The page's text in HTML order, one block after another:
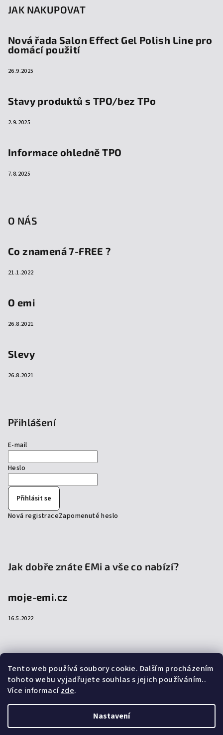
Tento web používá soubory cookie. Dalším procházením
tohoto webu vyjadřujete souhlas s jejich používáním..
Více informacízde.
Nastavení
JAK NAKUPOVAT
Nová řada Salon Effect Gel Polish Line pro
domácí použití
26.9.2025
Stavy produktů s TPO/bez TPo
2.9.2025
Informace ohledně TPO
7.8.2025
O NÁS
Co znamená 7-FREE ?
21.1.2022
O emi
26.8.2021
Slevy
26.8.2021
Přihlášení
E-mail
Heslo
Přihlásit se
Nová registraceZapomenuté heslo
Jak dobře znáte EMi a vše co nabízí?
moje-emi.cz
16.5.2022
Přijímáme online platby